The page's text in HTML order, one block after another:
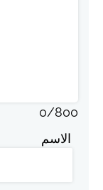
0/800
الاسم